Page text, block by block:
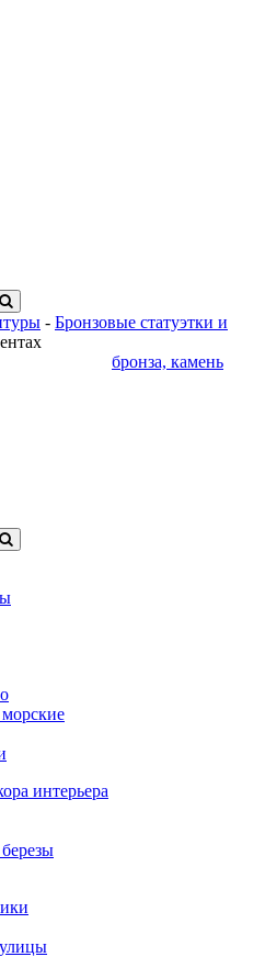
- Бронзовые статуэтки и
интерьера
бронза, камень